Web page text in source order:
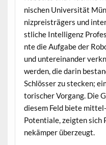
nis­chen Uni­ver­sität
nizpreisträgers und
stliche Intel­li­genz
nte die Auf­gabe der
und untere­inan­der
wer­den, die darin
Schlöss­er zu steck­en;
torisch­er Vor­gang. Die
diesem Feld biete
Poten­tiale, zeigten sich
nekäm­per überzeugt.